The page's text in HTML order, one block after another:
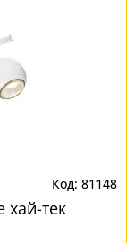
81148
хай-тек